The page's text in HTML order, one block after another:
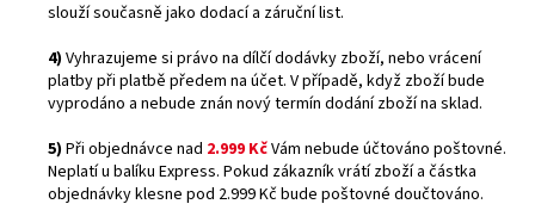
slouží současně jako dodací a záruční list.
4) Vyhrazujeme si právo na dílčí dodávky zboží, nebo vrácení
platby při platbě předem na účet. V případě, když zboží bude
vyprodáno a nebude znán nový termín dodání zboží na sklad.
5) Při objednávce nad 2.999 KčVám nebude účtováno poštovné.
Neplatí u balíku Express. Pokud zákazník vrátí zboží a částka
objednávky klesne pod 2.999 Kč bude poštovné doučtováno.